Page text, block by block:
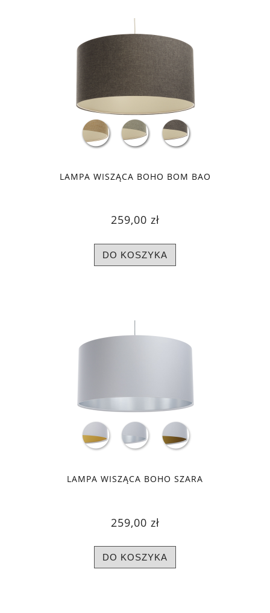
LAMPA WISZĄCA BOHO BOM BAO
259,00 zł
DO KOSZYKA
LAMPA WISZĄCA BOHO SZARA
259,00 zł
DO KOSZYKA